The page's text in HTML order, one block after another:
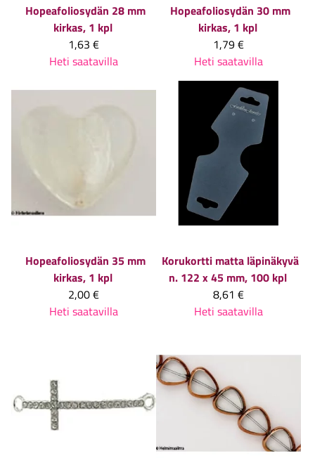
Hopeafoliosydän 28 mm
kirkas, 1 kpl
1,63 €
Heti saatavilla
Hopeafoliosydän 30 mm
kirkas, 1 kpl
1,79 €
Heti saatavilla
Hopeafoliosydän 35 mm
kirkas, 1 kpl
2,00 €
Heti saatavilla
Korukortti matta läpinäkyvä
n. 122 x 45 mm, 100 kpl
8,61 €
Heti saatavilla